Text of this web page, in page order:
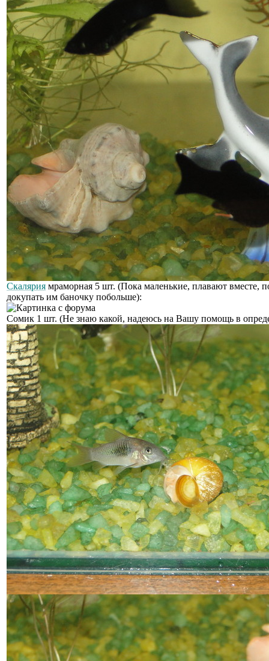
Скалярия мраморная 5 шт. (Пока маленькие, плавают вместе,
докупать им баночку побольше):
Сомик 1 шт. (Не знаю какой, надеюсь на Вашу помощь в